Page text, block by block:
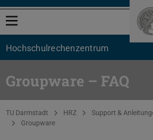
Menü öffnen
Hochschul­rechenzentrum
Groupware – FAQ
Sie befinden sich hier:
TU Darmstadt HRZ Support &
Groupware